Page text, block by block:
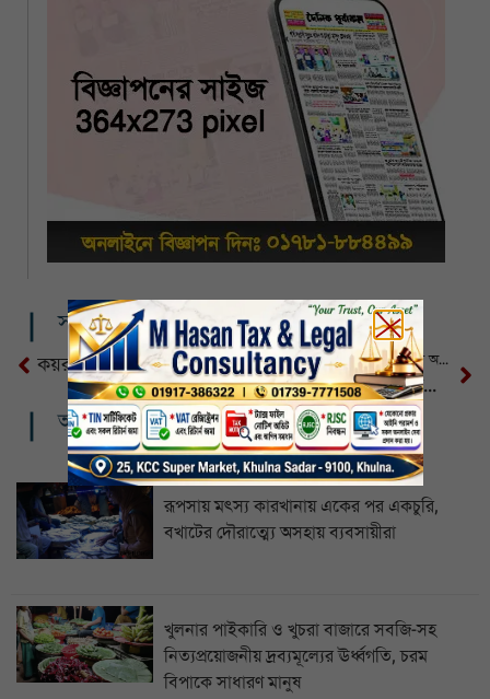
সম্পর্কিত খবর
কয়রায় আম খেয়ে ডায়রিয়ার প্রকোপ, একজনের মৃত্যু চতুর্থ শ্রেণির শিক্ষার্থী সুদীপন মুখার্জী অর্জুনকে বিভিন্ন মহলের শুভেচ্ছা
চলন্ত মোটরসাইকেল থামিয়ে ক্লিনিক ব্যবসায়ীকে কুপিয়ে জখম
আরও খবর
রূপসায় মৎস্য কারখানায় একের পর একচুরি,
বখাটের দৌরাত্ম্যে অসহায় ব্যবসায়ীরা
খুলনার পাইকারি ও খুচরা বাজারে সবজি-সহ
নিত্যপ্রয়োজনীয় দ্রব্যমূল্যের ঊর্ধ্বগতি, চরম
বিপাকে সাধারণ মানুষ